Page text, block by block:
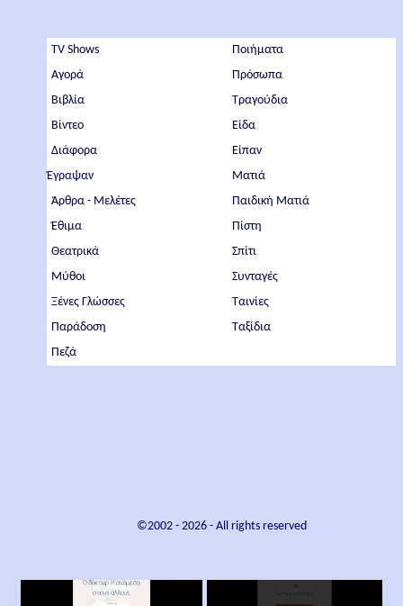
TV Shows
Αγορά
Βιβλία
Βίντεο
Διάφορα
Έγραψαν
Άρθρα - Μελέτες
Έθιμα
Θεατρικά
Μύθοι
Ξένες Γλώσσες
Παράδοση
Πεζά
Ποιήματα
Πρόσωπα
Τραγούδια
Είδα
Είπαν
Ματιά
Παιδική Ματιά
Πίστη
Σπίτι
Συνταγές
Ταινίες
Ταξίδια
©2002 - 2026- All rights reserved